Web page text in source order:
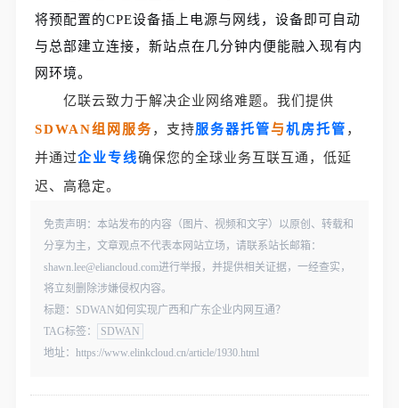
将预配置的CPE设备插上电源与网线，设备即可自动
与总部建立连接，新站点在几分钟内便能融入现有内
网环境。
亿联云致力于解决企业网络难题。我们提供
SDWAN组网服务，支持服务器托管与机房托管 ，
并通过企业专线确保您的全球业务互联互通，低延
迟、高稳定。
免责声明：本站发布的内容（图片、视频和文字）以原创、转载和
分享为主，文章观点不代表本网站立场，请联系站长邮箱：
shawn.lee@eliancloud.com进行举报，并提供相关证据，一经查实，
将立刻删除涉嫌侵权内容。
标题：SDWAN如何实现广西和广东企业内网互通？
TAG标签：
SDWAN
地址：https://www.elinkcloud.cn/article/1930.html